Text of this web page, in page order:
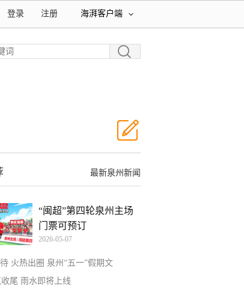
海湃客户端
注册
登录
最新泉州新闻
“闽超”第四轮泉州主场
门票可预订
2026-05-07
火热出圈 泉州“五一”假期文
尾 雨水即将上线